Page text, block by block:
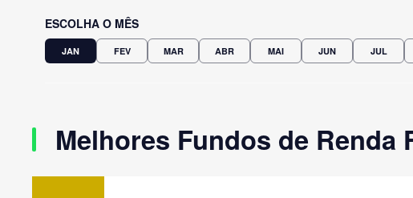
ESCOLHA O MÊS
JAN FEV MAR ABR MAI JUN JUL
Melhores Fundos de Renda